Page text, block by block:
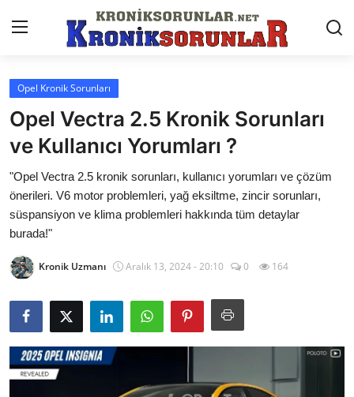
Anasayfa
Markalar
İletişim
Trafik & Cezalar
Sigorta & Kasko
Vergi & ÖTV & MTV
Muayene & Ruhsat
Sorgulamalar
İkinci El & Alım-Satım
Opel Kronik Sorunları
Opel Vectra 2.5 Kronik Sorunları
ve Kullanıcı Yorumları ?
"Opel Vectra 2.5 kronik sorunları, kullanıcı yorumları ve çözüm
önerileri. V6 motor problemleri, yağ eksiltme, zincir sorunları,
süspansiyon ve klima problemleri hakkında tüm detaylar
burada!"
Kronik Uzmanı Aralık 13, 2024 - 20:10 0 164